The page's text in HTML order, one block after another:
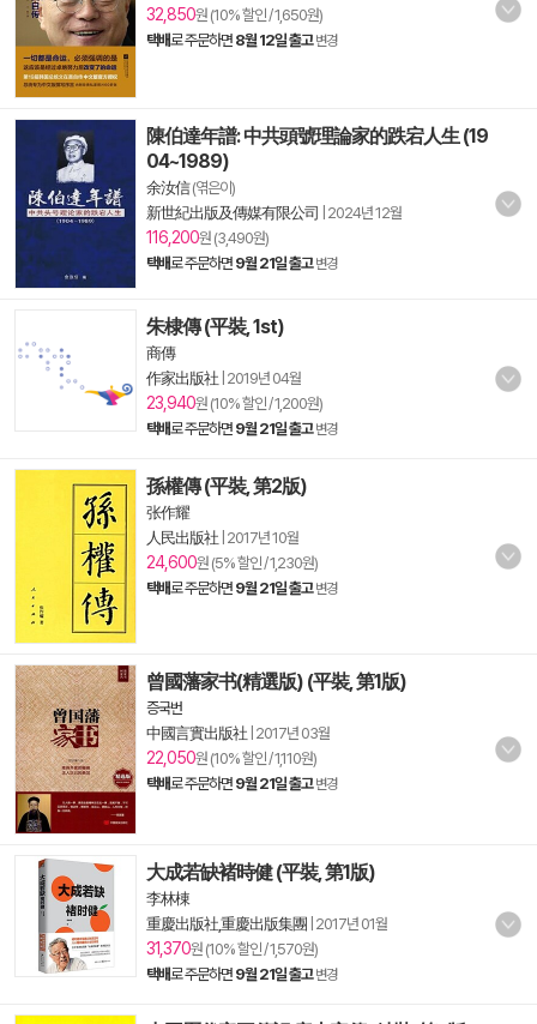
32,850원 (10% 할인 / 1,650원)
택배로 주문하면 8월 12일 출고 변경
陳伯達年譜: 中共頭號理論家的跌宕人生 (19
04~1989)
余汝信(엮은이)
新世紀出版及傳媒有限公司
2024년 12월
116,200원 (3,490원)
택배로 주문하면 9월 21일 출고 변경
朱棣傳 (平裝, 1st)
商傳
作家出版社 2019년 04월
23,940원 (10% 할인 / 1,200원)
택배로 주문하면 9월 21일 출고 변경
孫權傳 (平裝, 第2版)
张作耀
人民出版社 2017년 10월
24,600원 (5% 할인 / 1,230원)
택배로 주문하면 9월 21일 출고 변경
曾國藩家书(精選版) (平裝, 第1版)
증국번
中國言實出版社 2017년 03월
22,050원 (10% 할인 / 1,110원)
택배로 주문하면 9월 21일 출고 변경
大成若缺褚時健 (平裝, 第1版)
李林棟
重慶出版社,重慶出版集團 2017년 01월
31,370원 (10% 할인 / 1,570원)
택배로 주문하면 9월 21일 출고 변경